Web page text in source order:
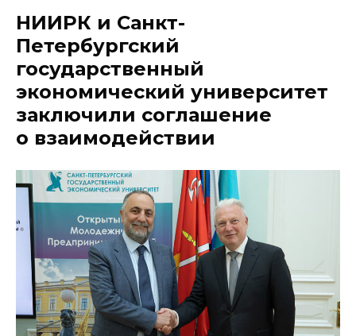
НИИРК и Санкт-
Петербургский
государственный
экономический университет
заключили соглашение
о взаимодействии